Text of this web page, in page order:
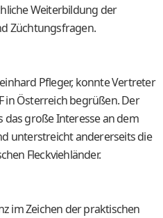
Weiterbildung der
Züchtungsfragen.
Pfleger, konnte Vertreter
in Österreich begrüßen. Der
das große Interesse an dem
unterstreicht andererseits die
Fleckviehländer.
im Zeichen der praktischen